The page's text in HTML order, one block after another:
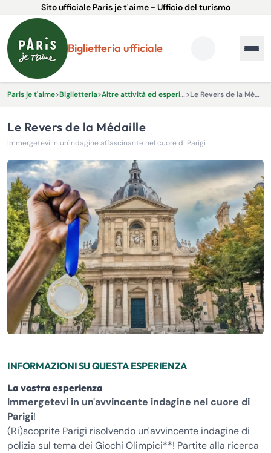
Sito ufficiale Paris je t'aime - Ufficio del turismo
Biglietteria ufficiale
Paris je t'aime>Biglietteria> Altre attività ed esperienze> Le Revers de la Médaille
Le Revers de la Médaille
Immergetevi in un'indagine affascinante nel cuore di Parigi
INFORMAZIONI SU QUESTA ESPERIENZA
La vostra esperienza
Immergetevi in un'avvincente indagine nel cuore di
Parigi!
(Ri)scoprite Parigi risolvendo un'avvincente indagine di
polizia sul tema dei Giochi Olimpici**! Partite alla ricerca